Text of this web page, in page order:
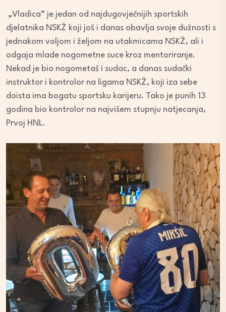
„Vladica“ je jedan od najdugovječnijih sportskih
djelatnika NSKŽ koji još i danas obavlja svoje dužnosti s
jednakom voljom i željom na utakmicama NSKŽ, ali i
odgaja mlade nogometne suce kroz mentoriranje.
Nekad je bio nogometaš i sudac, a danas sudački
instruktor i kontrolor na ligama NSKŽ, koji iza sebe
doista ima bogatu sportsku karijeru. Tako je punih 13
godina bio kontrolor na najvišem stupnju natjecanja,
Prvoj HNL.